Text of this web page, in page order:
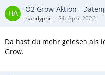
O2 Grow-Aktion -
handyphil 24. April 2026
Da hast du mehr gelesen als
Grow.